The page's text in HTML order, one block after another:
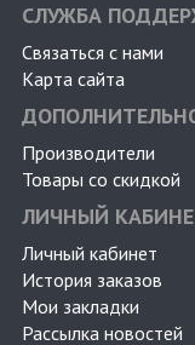
СЛУЖБА
Связаться с нами
Карта сайта
Производители
Товары со скидкой
ЛИЧНЫЙ
Личный кабинет
История заказов
Мои закладки
Рассылка новостей